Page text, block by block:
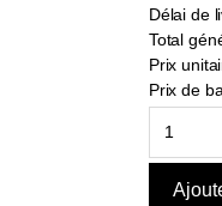
Délai de
Total
Prix
Prix de